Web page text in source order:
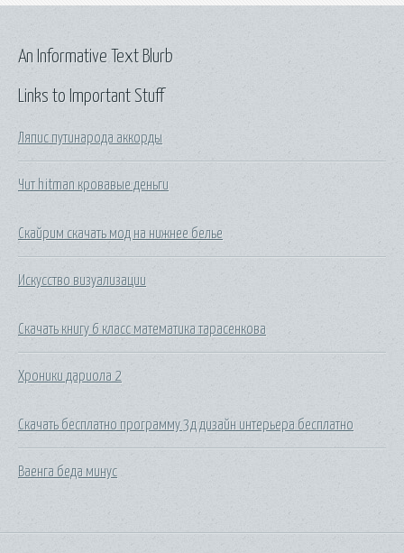
Links to Important Stuff
Ляпис путинарода аккорды
Чит hitman кровавые деньги
Скайрим скачать мод на нижнее белье
Искусство визуализации
Скачать книгу 6 класс математика тарасенкова
Хроники дариола 2
Скачать бесплатно программу 3д дизайн интерьера бесплатно
Ваенга беда минус
An Informative Text Blurb